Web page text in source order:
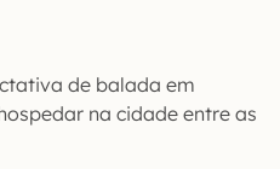
de balada em
na cidade entre as